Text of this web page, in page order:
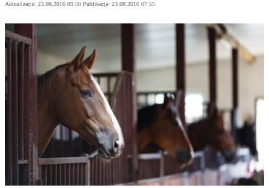
Aktualizacja: 23.08.2016 09:50 Publikacja: 23.08.2016 07:55